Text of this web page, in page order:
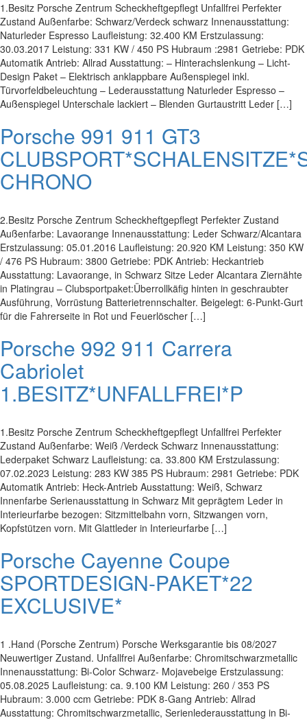
1.Besitz Porsche Zentrum Scheckheftgepflegt Unfallfrei Perfekter
Zustand Außenfarbe: Schwarz/Verdeck schwarz Innenausstattung:
Naturleder Espresso Laufleistung: 32.400 KM Erstzulassung:
30.03.2017 Leistung: 331 KW / 450 PS Hubraum :2981 Getriebe: PDK
Automatik Antrieb: Allrad Ausstattung: – Hinterachslenkung – Licht-
Design Paket – Elektrisch anklappbare Außenspiegel inkl.
Türvorfeldbeleuchtung – Lederausstattung Naturleder Espresso –
Außenspiegel Unterschale lackiert – Blenden Gurtaustritt Leder […]
Porsche 991 911 GT3
CHRONO
2.Besitz Porsche Zentrum Scheckheftgepflegt Perfekter Zustand
Außenfarbe: Lavaorange Innenausstattung: Leder Schwarz/Alcantara
Erstzulassung: 05.01.2016 Laufleistung: 20.920 KM Leistung: 350 KW
/ 476 PS Hubraum: 3800 Getriebe: PDK Antrieb: Heckantrieb
Ausstattung: Lavaorange, in Schwarz Sitze Leder Alcantara Ziernähte
in Platingrau – Clubsportpaket:Überrollkäfig hinten in geschraubter
Ausführung, Vorrüstung Batterietrennschalter. Beigelegt: 6-Punkt-Gurt
für die Fahrerseite in Rot und Feuerlöscher […]
Porsche 992 911 Carrera
Cabriolet
1.BESITZ*UNFALLFREI*P
1.Besitz Porsche Zentrum Scheckheftgepflegt Unfallfrei Perfekter
Zustand Außenfarbe: Weiß /Verdeck Schwarz Innenausstattung:
Lederpaket Schwarz Laufleistung: ca. 33.800 KM Erstzulassung:
07.02.2023 Leistung: 283 KW 385 PS Hubraum: 2981 Getriebe: PDK
Automatik Antrieb: Heck-Antrieb Ausstattung: Weiß, Schwarz
Innenfarbe Serienausstattung in Schwarz Mit geprägtem Leder in
Interieurfarbe bezogen: Sitzmittelbahn vorn, Sitzwangen vorn,
Kopfstützen vorn. Mit Glattleder in Interieurfarbe […]
Porsche Cayenne Coupe
SPORTDESIGN-PAKET*22
EXCLUSIVE*
1 .Hand (Porsche Zentrum) Porsche Werksgarantie bis 08/2027
Neuwertiger Zustand. Unfallfrei Außenfarbe: Chromitschwarzmetallic
Innenausstattung: Bi-Color Schwarz- Mojavebeige Erstzulassung:
05.08.2025 Laufleistung: ca. 9.100 KM Leistung: 260 / 353 PS
Hubraum: 3.000 ccm Getriebe: PDK 8-Gang Antrieb: Allrad
Ausstattung: Chromitschwarzmetallic, Serienlederausstattung in Bi-